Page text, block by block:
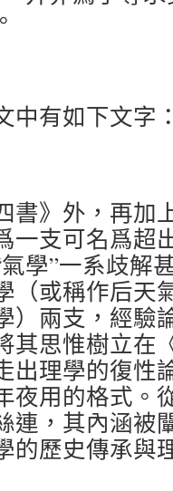
中有如下文字
》外，再加
一支可名爲超
學”一系歧解
（或稱作后天
）兩支，經驗
其思惟樹立在
出理學的復性
夜用的格式。
連，其內涵被
的歷史傳承與